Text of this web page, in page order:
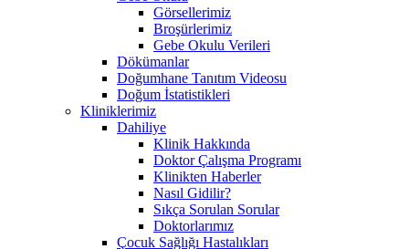
Görsellerimiz
Broşürlerimiz
Gebe Okulu Verileri
Dökümanlar
Doğumhane Tanıtım Videosu
Doğum İstatistikleri
Kliniklerimiz
Dahiliye
Klinik Hakkında
Doktor Çalışma Programı
Klinikten Haberler
Nasıl Gidilir?
Sıkça Sorulan Sorular
Doktorlarımız
Çocuk Sağlığı Hastalıkları